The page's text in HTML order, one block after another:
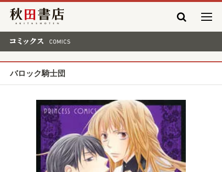
秋田書店
バロック騎士団